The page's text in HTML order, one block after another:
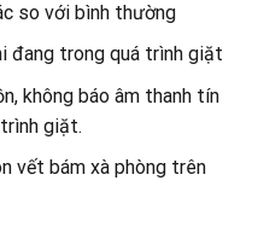
so với bình thường
đang trong quá trình giặt
không báo âm thanh tín
giặt.
vết bám xà phòng trên